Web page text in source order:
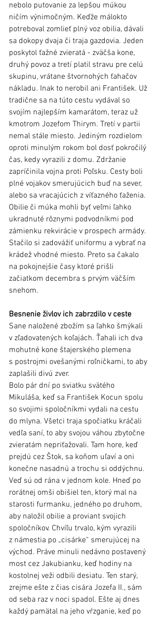
nebolo putovanie za lepšou múkou
ničím výnimočným. Keďže málokto
potreboval zomlieť plný voz obilia, dávali
sa dokopy dvaja či traja gazdovia. Jeden
poskytol ťažné zvieratá - zväčša kone,
druhý povoz a tretí platil stravu pre celú
skupinu, vrátane štvornohých ťahačov
nákladu. Inak to nerobil ani František. Už
tradične sa na túto cestu vydával so
svojím najlepším kamarátom, teraz už
kmotrom Jozefom Thirym. Tretí v partii
nemal stále miesto. Jediným rozdielom
oproti minulým rokom bol dosť pokročilý
čas, kedy vyrazili z domu. Zdržanie
zapríčinila vojna proti Poľsku. Cesty boli
plné vojakov smerujúcich buď na sever,
alebo sa vracajúcich z víťazného ťaženia.
Obilie či múka mohli byť veľmi ľahko
ukradnuté rôznymi podvodníkmi pod
zámienku rekvirácie v prospech armády.
Stačilo si zadovážiť uniformu a vybrať na
krádež vhodné miesto. Preto sa čakalo
na pokojnejšie časy ktoré prišli
začiatkom decembra s prvým väčším
snehom.
Besnenie živlov ich zabrzdilo v ceste
Sane naložené zbožím sa ľahko šmýkali
v zľadovatených koľajách. Ťahali ich dva
mohutné kone štajerského plemena
s postrojmi ovešanými roľničkami, to aby
zaplašili divú zver.
Bolo pár dní po sviatku svätého
Mikuláša, keď sa František Kocun spolu
so svojimi spoločníkmi vydali na cestu
do mlyna. Všetci traja spočiatku kráčali
vedľa saní, to aby svojou váhou zbytočne
zvieratám nepriťažovali. Tam hore, keď
prejdú cez Štok, sa koňom uľaví a oni
konečne nasadnú a trochu si oddýchnu.
Veď sú od rána v jednom kole. Hneď po
rorátnej omši obišiel ten, ktorý mal na
starosti furmanku, jedného po druhom,
aby naložil obilie a proviant svojich
spoločníkov. Chvíľu trvalo, kým vyrazili
z námestia po „cisárke“ smerujúcej na
východ. Práve minuli nedávno postavený
most cez Jakubianku, keď hodiny na
kostolnej veži odbili desiatu. Ten starý,
zrejme ešte z čias cisára Jozefa II., sám
od seba raz v noci spadol. Ešte aj dnes
každý pamätal na jeho vŕzganie, keď po